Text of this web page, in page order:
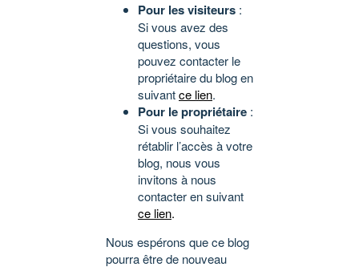
Pour les visiteurs :
Si vous avez des
questions, vous
pouvez contacter le
propriétaire du blog en
suivantce lien.
Pour le propriétaire :
Si vous souhaitez
rétablir l’accès à votre
blog, nous vous
invitons à nous
contacter en suivant
ce lien.
Nous espérons que ce blog
pourra être de nouveau